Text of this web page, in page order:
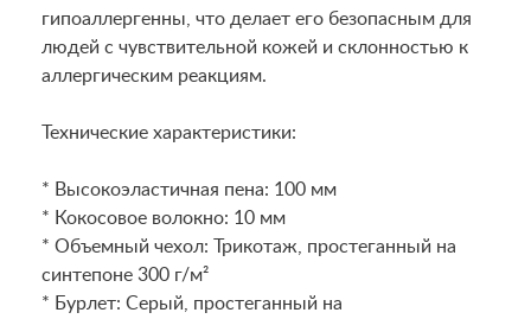
гипоаллергенны, что делает его безопасным для
людей с чувствительной кожей и склонностью к
аллергическим реакциям.
Технические характеристики:
* Высокоэластичная пена: 100 мм
* Кокосовое волокно: 10 мм
* Объемный чехол: Трикотаж, простеганный на
синтепоне 300 г/м²
* Бурлет: Серый, простеганный на